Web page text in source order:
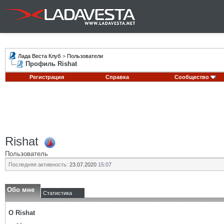
Лада Веста Клуб > Пользователи
Профиль Rishat
Регистрация Справка Сообщество
Rishat
Пользователь
Последняя активность: 23.07.2020 15:07
Обо мне Статистика
О Rishat